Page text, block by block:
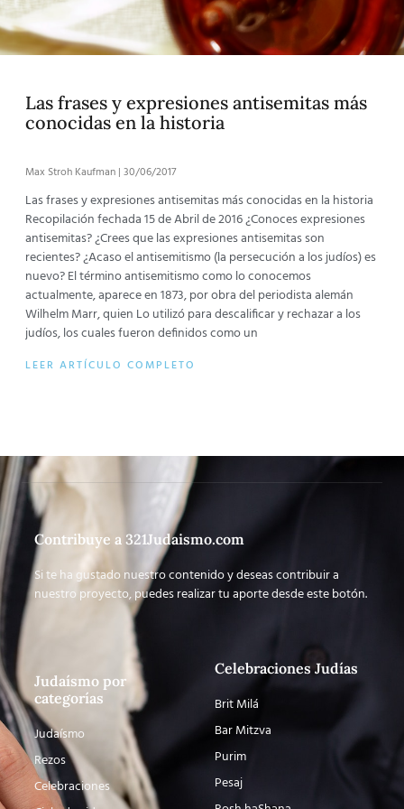
Las frases y expresiones antisemitas más
conocidas en la historia
Max Stroh Kaufman 30/06/2017
Las frases y expresiones antisemitas más conocidas en la historia
Recopilación fechada 15 de Abril de 2016 ¿Conoces expresiones
antisemitas? ¿Crees que las expresiones antisemitas son
recientes? ¿Acaso el antisemitismo (la persecución a los judíos) es
nuevo? El término antisemitismo como lo conocemos
actualmente, aparece en 1873, por obra del periodista alemán
Wilhelm Marr, quien Lo utilizó para descalificar y rechazar a los
judíos, los cuales fueron definidos como un
LEER ARTÍCULO COMPLETO
Contribuye a 321Judaismo.com
Si te ha gustado nuestro contenido y deseas contribuir a
nuestro proyecto, puedes realizar tu aporte desde este botón.
Judaísmo por
categorías
Judaísmo
Rezos
Celebraciones
Celebraciones Judías
Brit Milá
Bar Mitzva
Purim
Pesaj